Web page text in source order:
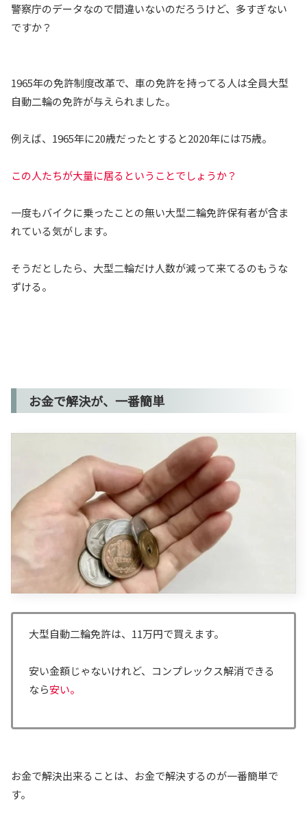
警察庁のデータなので間違いないのだろうけど、多すぎない
ですか？
1965年の免許制度改革で、車の免許を持ってる人は全員大型
自動二輪の免許が与えられました。
例えば、1965年に20歳だったとすると2020年には75歳。
この人たちが大量に居るということでしょうか？
一度もバイクに乗ったことの無い大型二輪免許保有者が含ま
れている気がします。
そうだとしたら、大型二輪だけ人数が減って来てるのもうな
ずける。
お金で解決が、一番簡単
大型自動二輪免許は、11万円で買えます。
安い金額じゃないけれど、コンプレックス解消できる
なら安い。
お金で解決出来ることは、お金で解決するのが一番簡単で
す。